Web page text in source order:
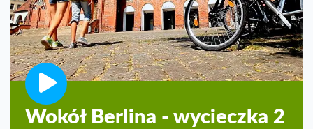
Wokół Berlina - wycieczka 2